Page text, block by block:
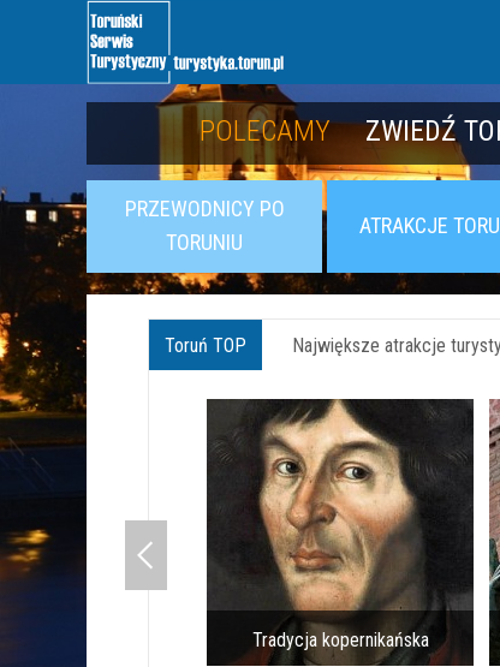
POLECAMY ZWIEDŹ
POLECAMY POZNAJ
PRZEWODNICY PO
TORUNIU
ATRAKCJE
Toruń TOP Największe atrakcje
Tradycja kopernikańska